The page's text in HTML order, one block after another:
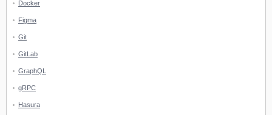
Docker
Figma
Git
GitLab
GraphQL
gRPC
Hasura